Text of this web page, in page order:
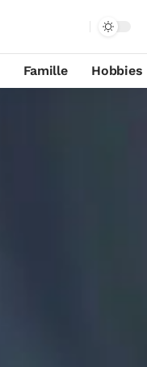
Famille Hobbies